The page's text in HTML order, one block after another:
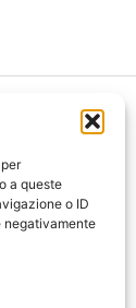
a queste
o ID
negativamente